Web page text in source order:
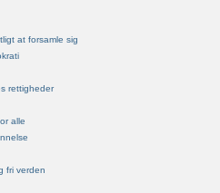
at forsamle sig
rettigheder
alle
fri verden